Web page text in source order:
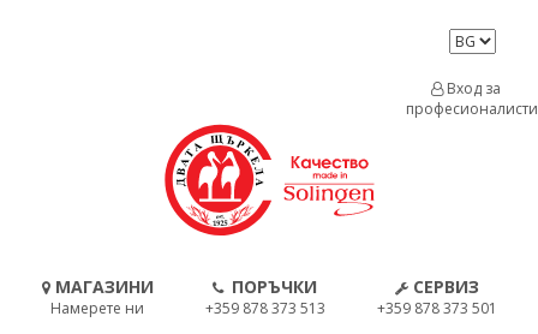
МАГАЗИНИ
Намерете ни
ПОРЪЧКИ
+359 878 373 513
СЕРВИЗ
+359 878 373 501
Вход за
професионалисти